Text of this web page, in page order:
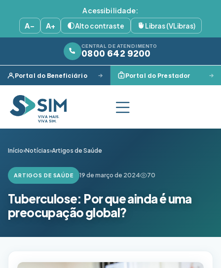
Acessibilidade:
A−
A+ Alto contraste Libras (VLibras)
CENTRAL DE ATENDIMENTO
0800 642 9200
Portal do Beneficiário Portal do Prestador
Início›Notícias›Artigos de Saúde
ARTIGOS DE SAÚDE 19 de março de 2024 70
Tuberculose: Por que ainda é uma
preocupação global?